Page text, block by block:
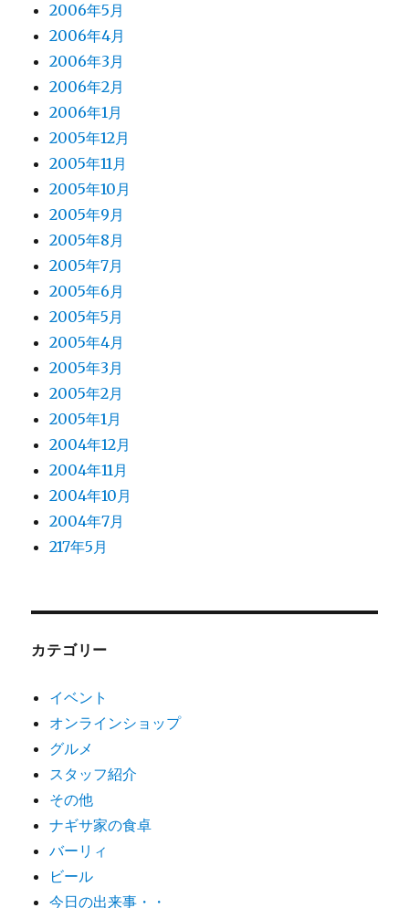
2006年5月
2006年4月
2006年3月
2006年2月
2006年1月
2005年12月
2005年11月
2005年10月
2005年9月
2005年8月
2005年7月
2005年6月
2005年5月
2005年4月
2005年3月
2005年2月
2005年1月
2004年12月
2004年11月
2004年10月
2004年7月
217年5月
カテゴリー
イベント
オンラインショップ
グルメ
スタッフ紹介
その他
ナギサ家の食卓
バーリィ
ビール
今日の出来事・・